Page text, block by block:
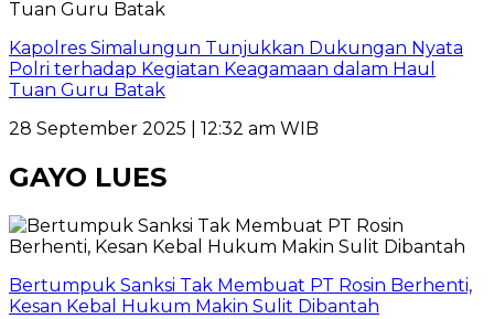
Kapolres Simalungun Tunjukkan Dukungan Nyata
Polri terhadap Kegiatan Keagamaan dalam Haul
Tuan Guru Batak
28 September 2025 | 12:32 am WIB
GAYO LUES
Bertumpuk Sanksi Tak Membuat PT Rosin Berhenti,
Kesan Kebal Hukum Makin Sulit Dibantah